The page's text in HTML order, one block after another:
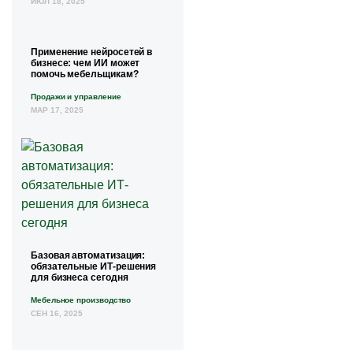
Применение нейросетей в
бизнесе: чем ИИ может
помочь мебельщикам?
Продажи и управление
МАР 17, 2025
Базовая автоматизация:
обязательные ИТ-решения
для бизнеса сегодня
Мебельное производство
СЕН 16, 2025